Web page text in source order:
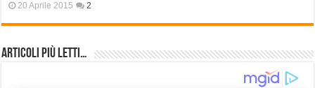
20 Aprile 2015 2
Articoli più Letti…